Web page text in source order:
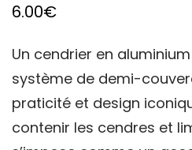
6.00€
Un cendrier en
système de demi-
praticité et design
contenir les cendres et